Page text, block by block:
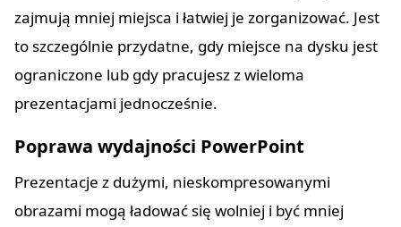
zajmują mniej miejsca i łatwiej je zorganizować. Jest
to szczególnie przydatne, gdy miejsce na dysku jest
ograniczone lub gdy pracujesz z wieloma
prezentacjami jednocześnie.
Poprawa wydajności PowerPoint
Prezentacje z dużymi, nieskompresowanymi
obrazami mogą ładować się wolniej i być mniej